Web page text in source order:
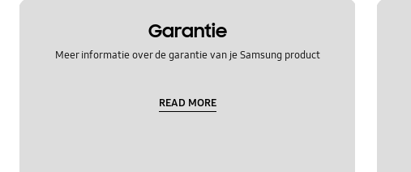
Garantie
Meer informatie over de garantie van je Samsung product
READ MORE